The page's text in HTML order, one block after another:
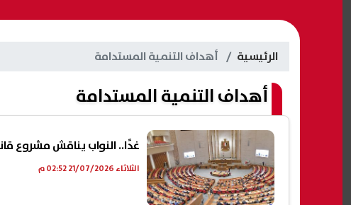
الرئيسية أهداف التنمية المستدامة
أهداف التنمية المستدامة
غدًا.. النواب يناقش مشروع
الثلاثاء 21/07/2026 02:52 م